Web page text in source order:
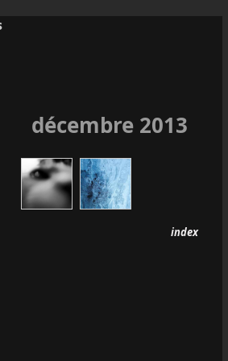
décembre 2013
index